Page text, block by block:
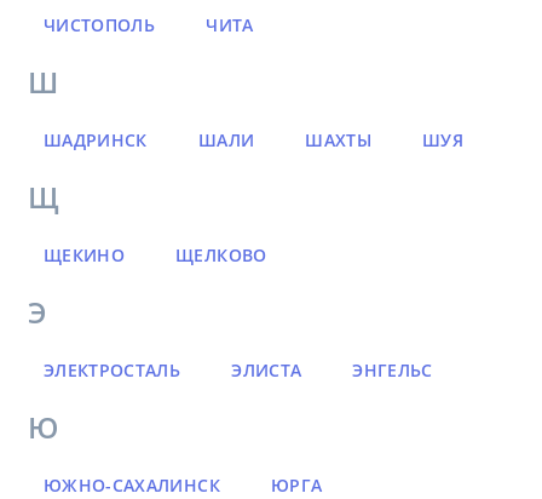
ЧИСТОПОЛЬ ЧИТА
Ш
ШАДРИНСК ШАЛИ ШАХТЫ ШУЯ
Щ
ЩЕКИНО ЩЕЛКОВО
Э
ЭЛЕКТРОСТАЛЬ ЭЛИСТА ЭНГЕЛЬС
Ю
ЮЖНО-САХАЛИНСК ЮРГА